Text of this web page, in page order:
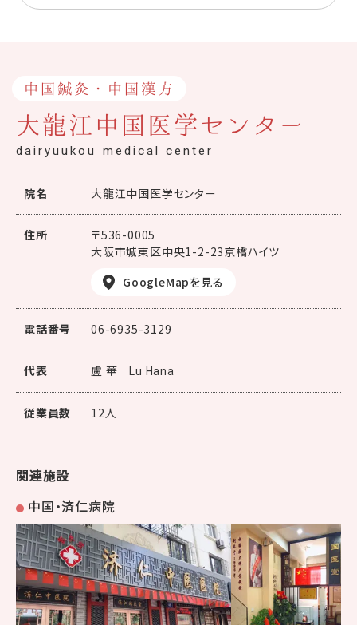
中国鍼灸・中国漢方
大龍江中国医学センター
dairyuukou medical center
院名 大龍江中国医学センター
住所
〒536-0005
大阪市城東区中央1-2-23京橋ハイツ
GoogleMapを見る
電話番号 06-6935-3129
代表 盧 華Lu Hana
従業員数 12人
関連施設
中国・済仁病院